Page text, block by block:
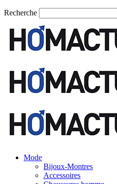
Recherche
Mode
Bijoux-Montres
Accessoires